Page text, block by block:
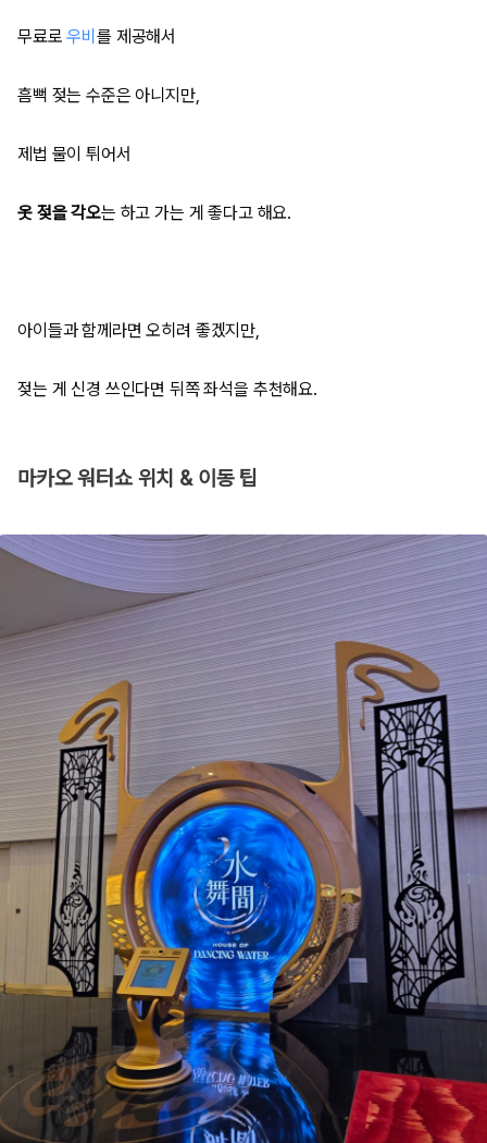
무료로우비를 제공해서
흠뻑 젖는 수준은 아니지만,
제법 물이 튀어서
옷 젖을 각오는 하고 가는 게 좋다고 해요.
아이들과 함께라면 오히려 좋겠지만,
젖는 게 신경 쓰인다면 뒤쪽 좌석을 추천해요.
마카오 워터쇼 위치 & 이동 팁